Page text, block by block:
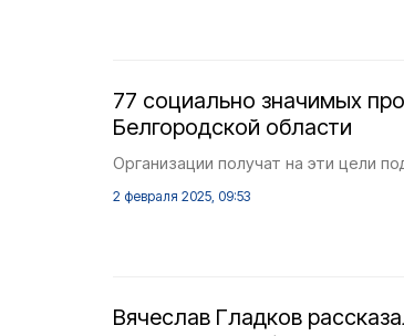
77 социально значимых
Белгородской области
Организации получат на эти цели
2 февраля 2025, 09:53
Вячеслав Гладков